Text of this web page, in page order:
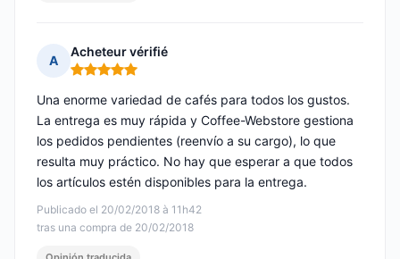
A
Acheteur vérifié
Nota: 5 de 5
Publicado el 20/02/2018 à 11h42
tras una compra de 20/02/2018
Una enorme variedad de cafés para todos los gustos.
La entrega es muy rápida y Coffee-Webstore gestiona
los pedidos pendientes (reenvío a su cargo), lo que
resulta muy práctico. No hay que esperar a que todos
los artículos estén disponibles para la entrega.